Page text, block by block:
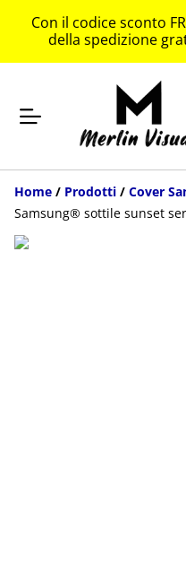
Con il codice sconto
della spedizione
Home / Prodotti / Cover
Samsung® sottile sunset